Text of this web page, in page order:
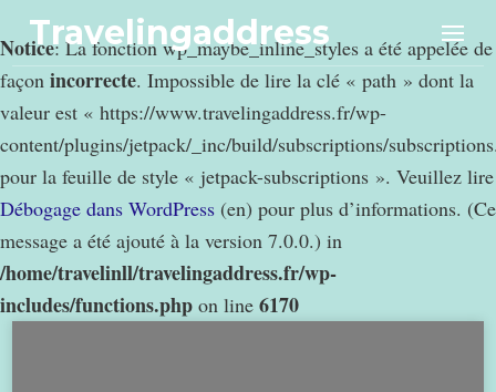
Notice: La fonction wp_maybe_inline_styles a été appelée de
façon incorrecte. Impossible de lire la clé « path » dont la
valeur est « https://www.travelingaddress.fr/wp-
content/plugins/jetpack/_inc/build/subscriptions/
pour la feuille de style « jetpack-subscriptions ». Veuillez lire
Débogage dans WordPress (en) pour plus d’informations. (Ce
message a été ajouté à la version 7.0.0.) in
/home/travelinll/travelingaddress.fr/wp-
includes/functions.php on line 6170
Travelingaddress